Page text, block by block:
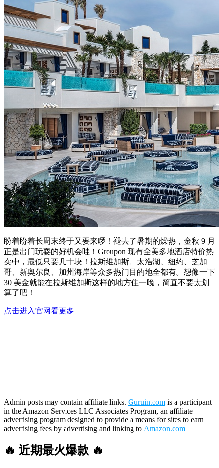
盼着盼着长周末终于又要来啰！褪去了暑期的燥热，金秋 9 月
正是出门玩耍的好机会哇！Groupon 现有全美多地酒店特价热
卖中，最低只要几十块！拉斯维加斯、太浩湖、纽约、芝加
哥、新奥尔良、加州海岸等众多热门目的地全都有。想像一下
30 美金就能在拉斯维加斯这样的地方住一晚，简直不要太划
算了吧！
点击进入官网看更多
Admin posts may contain affiliate links. Guruin.com is a participant
in the Amazon Services LLC Associates Program, an affiliate
advertising program designed to provide a means for sites to earn
advertising fees by advertising and linking to Amazon.com
🔥 近期最火爆款 🔥